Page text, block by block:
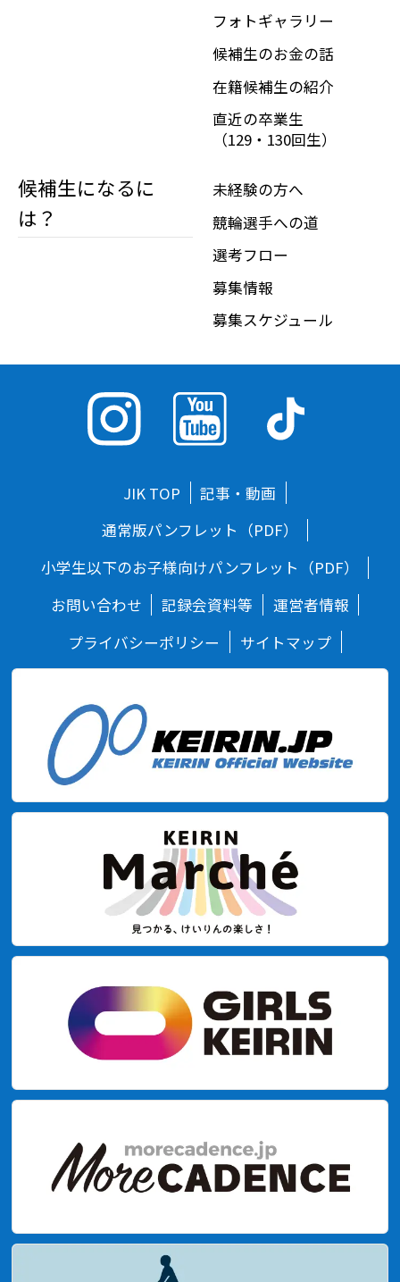
フォトギャラリー
候補生のお金の話
在籍候補生の紹介
直近の卒業生
（129・130回生）
候補生になるに
は？
未経験の方へ
競輪選手への道
選考フロー
募集情報
募集スケジュール
JIK TOP
記事・動画
通常版パンフレット（PDF）
小学生以下のお子様向けパンフレット（PDF）
お問い合わせ
記録会資料等
運営者情報
プライバシーポリシー
サイトマップ